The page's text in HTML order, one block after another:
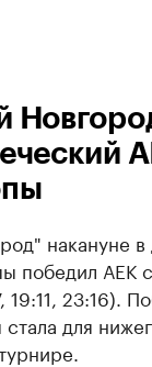
накануне
победил АЕК
19:11, 23:16).
для